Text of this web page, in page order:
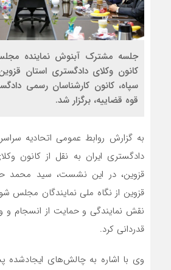
جلسه مشترک آبنوش نماینده
کانون وکلای دادگستری استان
سپاه، کانون کارشناسان رسمی
قوه قضاییه، برگزار شد.
به گزارش روابط عمومی اتحادیه
دادگستری ایران به نقل از کانون
قزوین، در این نشست، سید محمد
قزوین از نگاه ملی نمایندگان مجلس
نقش نمایندگی و حمایت از انسجام
قدردانی کرد.
وی با اشاره به چالش‌های